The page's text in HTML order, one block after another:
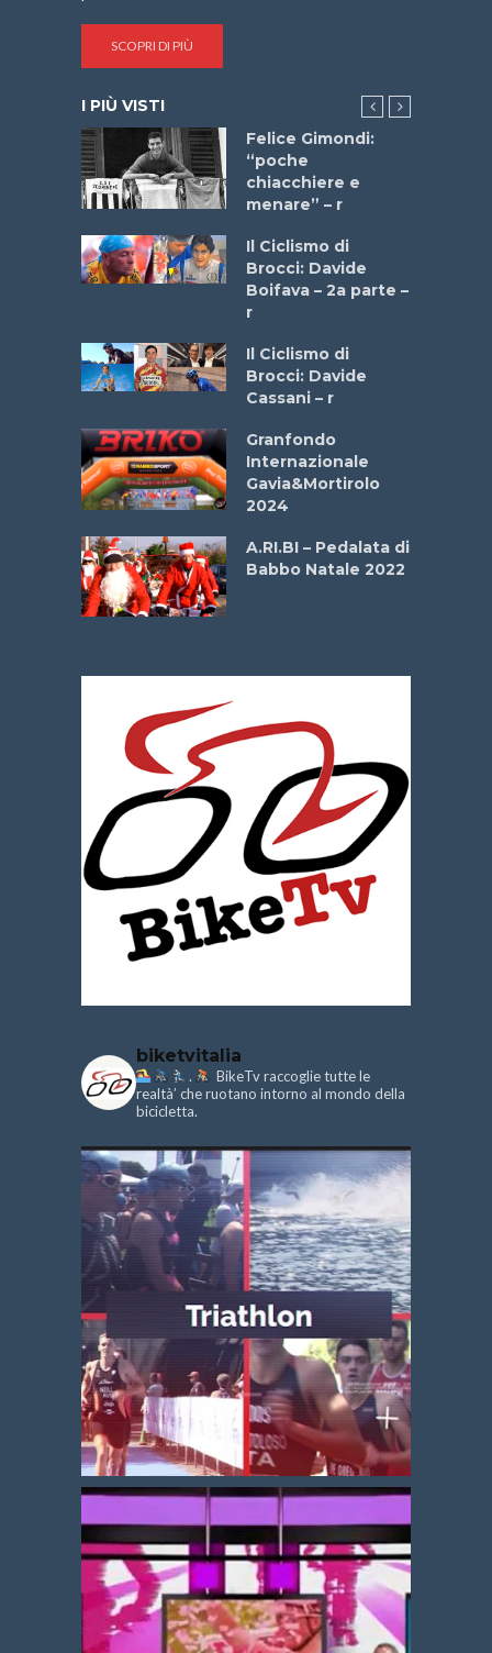
SCOPRI DI PIÙ
I PIÙ VISTI
Felice Gimondi:
“poche
chiacchiere e
menare” – r
Il Ciclismo di
Brocci: Davide
Boifava – 2a parte –
r
Il Ciclismo di
Brocci: Davide
Cassani – r
Granfondo
Internazionale
Gavia&Mortirolo
2024
A.RI.BI – Pedalata di
Babbo Natale 2022
biketvitalia
.
BikeTv raccoglie tutte le
realtà’ che ruotano intorno al mondo della
bicicletta.